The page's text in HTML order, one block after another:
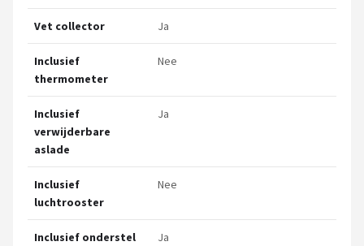
Vet collector Ja
Inclusief
thermometer
Nee
Inclusief
verwijderbare
aslade
Ja
Inclusief
luchtrooster
Nee
Inclusief onderstel Ja